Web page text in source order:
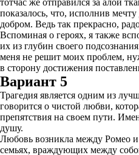
тотчас же отправился за алой
показалось, что, исполнив
добром. Ведь так прекрасно,
Вспоминая о героях, я также
их из глубин своего
меня не решит моих проблем,
в сторону достижения
Вариант 5
Трагедия является одним из
говорится о чистой любви,
препятствия на своем пути.
душу.
Любовь возникла между Ромео
семьях, враждующих между